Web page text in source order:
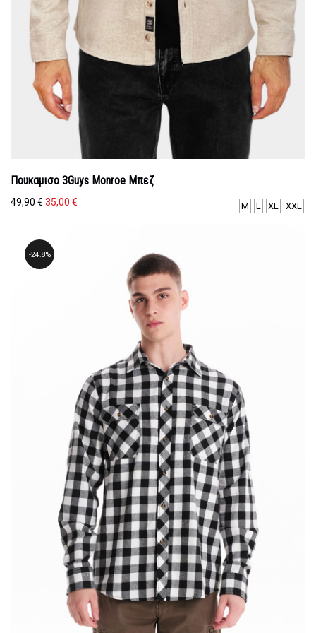
Πουκαμισο 3Guys Monroe Μπεζ
49,90€Original
49,90 €.
35,00 € M L XL XXL
24.8%